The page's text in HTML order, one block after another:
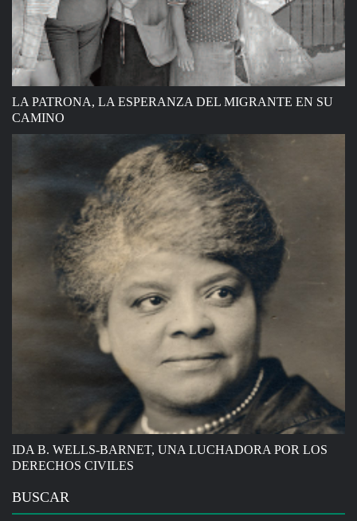
LA PATRONA, LA ESPERANZA DEL MIGRANTE EN SU
CAMINO
IDA B. WELLS-BARNET, UNA LUCHADORA POR LOS
DERECHOS CIVILES
BUSCAR